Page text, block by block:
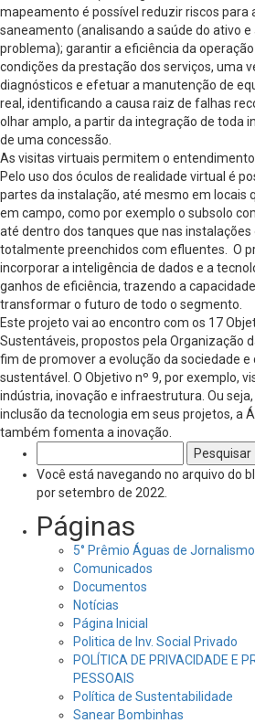
mapeamento é possível reduzir riscos para
saneamento (analisando a saúde do ativo e
problema); garantir a eficiência da
condições da prestação dos serviços, uma
diagnósticos e efetuar a manutenção de
real, identificando a causa raiz de falhas
olhar amplo, a partir da integração de toda
de uma concessão.
As visitas virtuais permitem o entendimento
Pelo uso dos óculos de realidade virtual é
partes da instalação, até mesmo em locais
em campo, como por exemplo o subsolo
até dentro dos tanques que nas
totalmente preenchidos com efluentes. O
incorporar a inteligência de dados e a
ganhos de eficiência, trazendo a
transformar o futuro de todo o segmento.
Este projeto vai ao encontro com os 17
Sustentáveis, propostos pela Organização
fim de promover a evolução da sociedade
sustentável. O Objetivo nº 9, por exemplo,
indústria, inovação e infraestrutura. Ou
inclusão da tecnologia em seus projetos, a
também fomenta a inovação.
por:
Você está navegando no arquivo do
por setembro de 2022.
Páginas
5° Prêmio Águas de
Comunicados
Documentos
Notícias
Página Inicial
Politica de Inv. Social Privado
POLÍTICA DE PRIVACIDADE E
PESSOAIS
Política de Sustentabilidade
Sanear Bombinhas